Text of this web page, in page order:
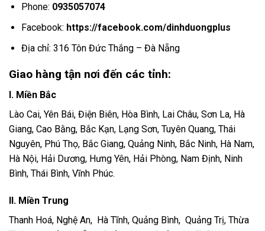
Phone: 0935057074
Facebook: https://facebook.com/dinhduongplus
Địa chỉ: 316 Tôn Đức Thắng – Đà Nẵng
Giao hàng tận nơi đến các tỉnh:
I. Miền Bắc
Lào Cai, Yên Bái, Điện Biên, Hòa Bình, Lai Châu, Sơn La, Hà
Giang, Cao Bằng, Bắc Kạn, Lạng Sơn, Tuyên Quang, Thái
Nguyên, Phú Thọ, Bắc Giang, Quảng Ninh, Bắc Ninh, Hà Nam,
Hà Nội, Hải Dương, Hưng Yên, Hải Phòng, Nam Định, Ninh
Bình, Thái Bình, Vĩnh Phúc.
II. Miền Trung
Thanh Hoá, Nghệ An, Hà Tĩnh, Quảng Bình, Quảng Trị, Thừa